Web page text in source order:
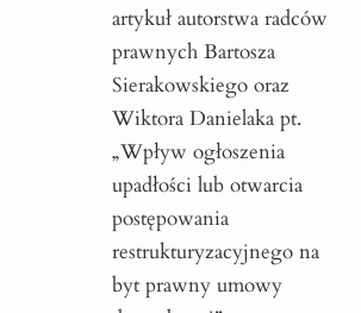
artykuł autorstwa radców
prawnych Bartosza
Sierakowskiego oraz
Wiktora Danielaka pt.
„Wpływ ogłoszenia
upadłości lub otwarcia
postępowania
restrukturyzacyjnego na
byt prawny umowy